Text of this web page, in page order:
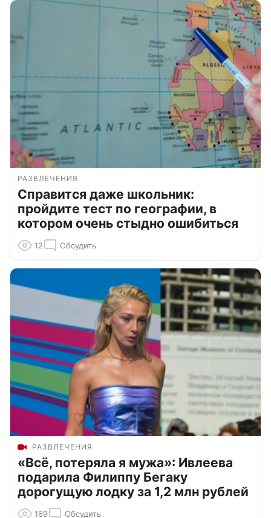
РАЗВЛЕЧЕНИЯ
Справится даже школьник:
пройдите тест по географии, в
котором очень стыдно ошибиться
12 Обсудить
РАЗВЛЕЧЕНИЯ
«Всё, потеряла я мужа»: Ивлеева
подарила Филиппу Бегаку
дорогущую лодку за 1,2 млн рублей
169 Обсудить